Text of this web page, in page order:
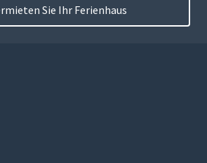
Sie Ihr Ferienhaus